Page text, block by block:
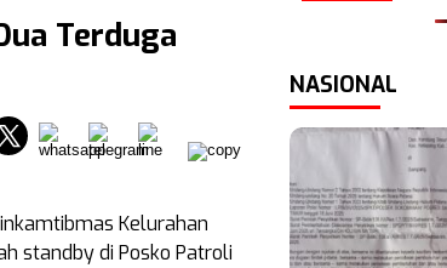
Terduga
Kelurahan
standby di Posko Patroli
NASIONAL